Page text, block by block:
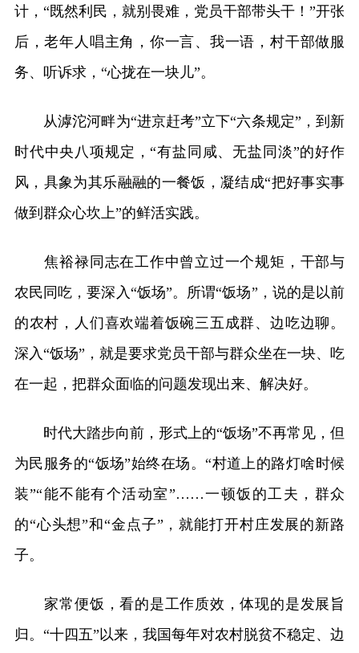
计，“既然利民，就别畏难，党员干部带头干！”开张
后，老年人唱主角，你一言、我一语，村干部做服
务、听诉求，“心拢在一块儿”。
从滹沱河畔为“进京赶考”立下“六条规定”，到新
时代中央八项规定，“有盐同咸、无盐同淡”的好作
风，具象为其乐融融的一餐饭，凝结成“把好事实事
做到群众心坎上”的鲜活实践。
焦裕禄同志在工作中曾立过一个规矩，干部与
农民同吃，要深入“饭场”。所谓“饭场”，说的是以前
的农村，人们喜欢端着饭碗三五成群、边吃边聊。
深入“饭场”，就是要求党员干部与群众坐在一块、吃
在一起，把群众面临的问题发现出来、解决好。
时代大踏步向前，形式上的“饭场”不再常见，但
为民服务的“饭场”始终在场。“村道上的路灯啥时候
装”“能不能有个活动室”……一顿饭的工夫，群众
的“心头想”和“金点子”，就能打开村庄发展的新路
子。
家常便饭，看的是工作质效，体现的是发展旨
归。“十四五”以来，我国每年对农村脱贫不稳定、边